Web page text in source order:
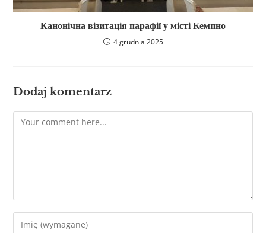
Канонічна візитація парафії у місті Кемпно
4 grudnia 2025
Dodaj komentarz